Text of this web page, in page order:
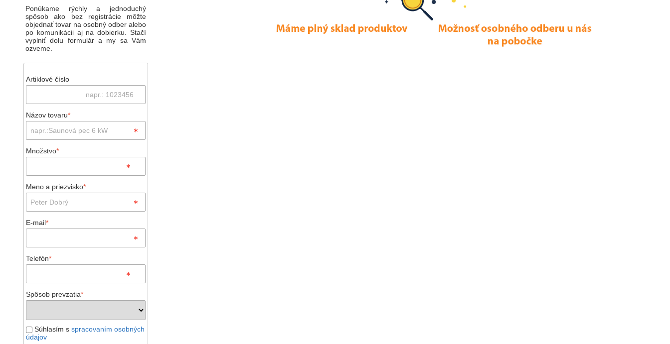
Ponúkame rýchly a jednoduchý
spôsob ako bez registrácie môžte
objednať tovar na osobný odber alebo
po komunikácii aj na dobierku. Stačí
vyplniť dolu formulár a my sa Vám
ozveme.
Artiklové číslo
Názov tovaru*
Množstvo*
Meno a priezvisko*
E-mail*
Telefón*
Spôsob prevzatia*
Súhlasím s spracovaním osobných
údajov